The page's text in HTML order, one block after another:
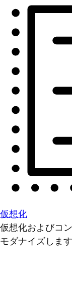
仮想化
仮想化およびコ
モダナイズします